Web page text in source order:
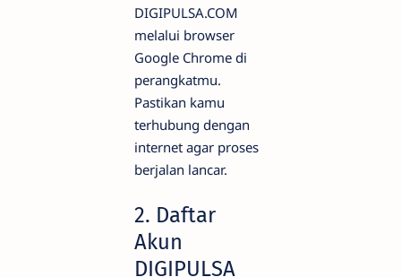
DIGIPULSA.COM
melalui browser
Google Chrome di
perangkatmu.
Pastikan kamu
terhubung dengan
internet agar proses
berjalan lancar.
2. Daftar
Akun
DIGIPULSA